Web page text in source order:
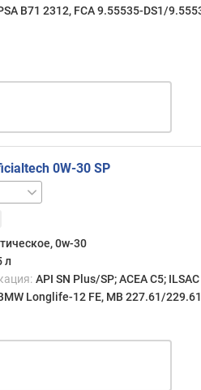
B71 2312, FCA 9.55535-DS1/
0W-30 SP
0w-30
л
API SN Plus/SP; ACEA C5;
Longlife-12 FE, MB 227.61/